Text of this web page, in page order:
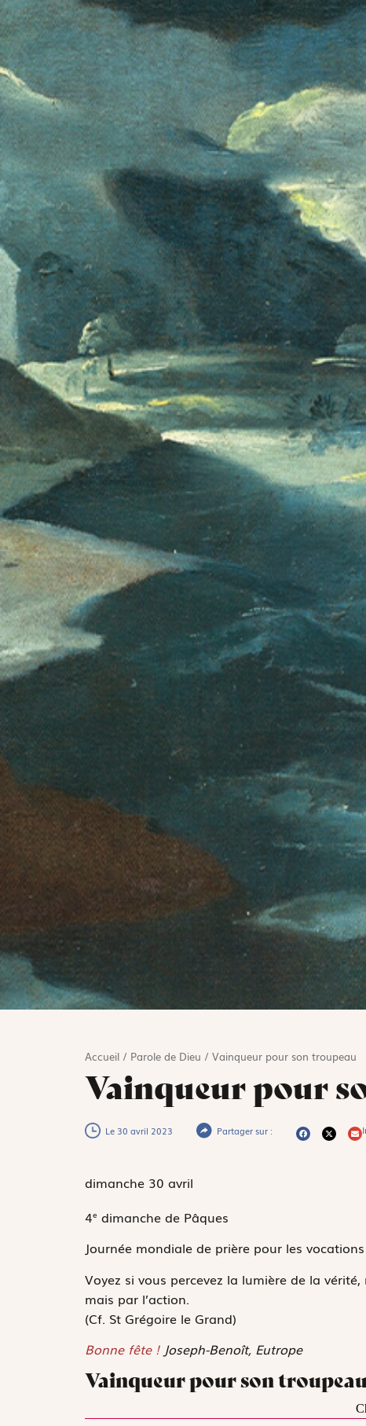
Accueil/ Parole de Dieu / Vainqueur pour son troupeau
Vainqueur pour
Le 30 avril 2023 Partager sur :
dimanche 30 avril
4e dimanche de Pâques
Journée mondiale de prière pour les vocations
Voyez si vous percevez la lumière de la
mais par l’action.
(Cf. St Grégoire le Grand)
Bonne fête !Joseph-Benoît, Eutrope
Vainqueur pour son